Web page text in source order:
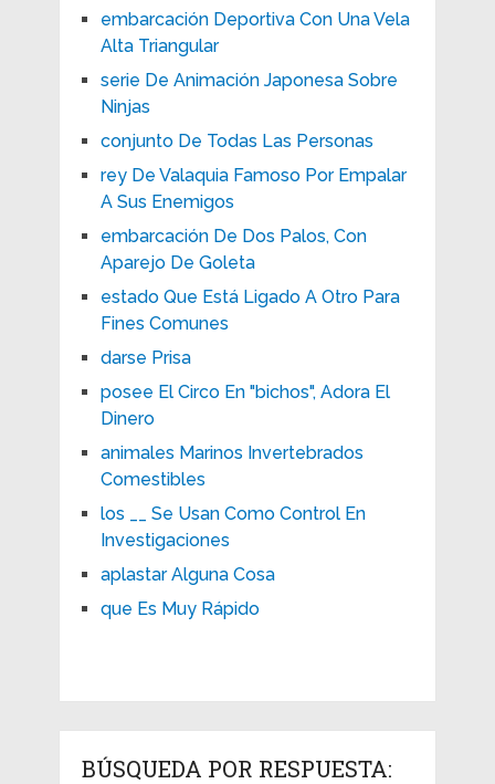
embarcación Deportiva Con Una Vela
Alta Triangular
serie De Animación Japonesa Sobre
Ninjas
conjunto De Todas Las Personas
rey De Valaquia Famoso Por Empalar
A Sus Enemigos
embarcación De Dos Palos, Con
Aparejo De Goleta
estado Que Está Ligado A Otro Para
Fines Comunes
darse Prisa
posee El Circo En "bichos", Adora El
Dinero
animales Marinos Invertebrados
Comestibles
los __ Se Usan Como Control En
Investigaciones
aplastar Alguna Cosa
que Es Muy Rápido
BÚSQUEDA POR RESPUESTA: